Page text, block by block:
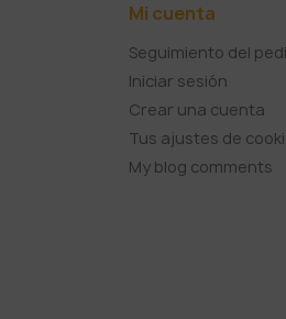
Mi cuenta
Seguimiento del
Iniciar sesión
Crear una cuenta
Tus ajustes de
My blog comments